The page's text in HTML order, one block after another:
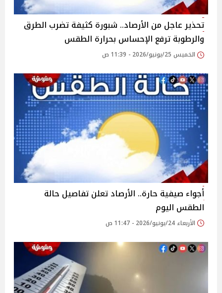
تحذير عاجل من الأرصاد.. شبورة كثيفة تضرب الطرق
والرطوبة ترفع الإحساس بحرارة الطقس
الخميس 25/يونيو/2026 - 11:39 ص
أجواء صيفية حارة.. الأرصاد تعلن تفاصيل حالة
الطقس اليوم
الأربعاء 24/يونيو/2026 - 11:47 ص